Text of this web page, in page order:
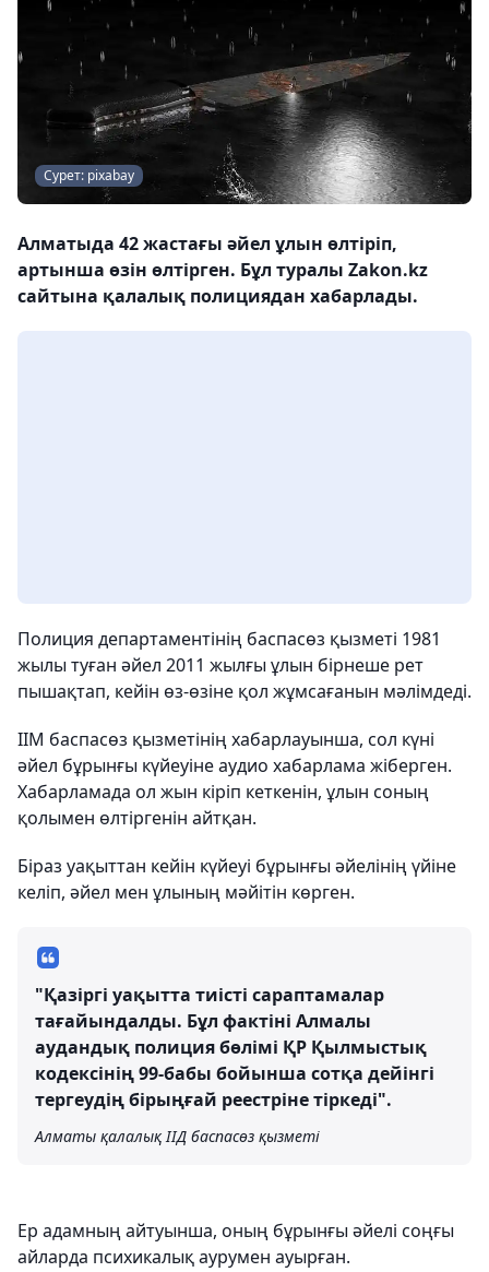
Сурет: pixabay
Алматыда 42 жастағы әйел ұлын өлтіріп,
артынша өзін өлтірген. Бұл туралы Zakon.kz
сайтына қалалық полициядан хабарлады.
Полиция департаментінің баспасөз қызметі 1981
жылы туған әйел 2011 жылғы ұлын бірнеше рет
пышақтап, кейін өз-өзіне қол жұмсағанын мәлімдеді.
ІІМ баспасөз қызметінің хабарлауынша, сол күні
әйел бұрынғы күйеуіне аудио хабарлама жіберген.
Хабарламада ол жын кіріп кеткенін, ұлын соның
қолымен өлтіргенін айтқан.
Біраз уақыттан кейін күйеуі бұрынғы әйелінің үйіне
келіп, әйел мен ұлының мәйітін көрген.
"Қазіргі уақытта тиісті сараптамалар
тағайындалды. Бұл фактіні Алмалы
аудандық полиция бөлімі ҚР Қылмыстық
кодексінің 99-бабы бойынша сотқа дейінгі
тергеудің бірыңғай реестріне тіркеді".
Алматы қалалық ІІД баспасөз қызметі
Ер адамның айтуынша, оның бұрынғы әйелі соңғы
айларда психикалық аурумен ауырған.